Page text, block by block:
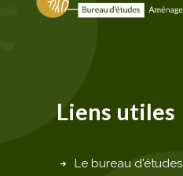
Liens utiles
Le bureau d'études